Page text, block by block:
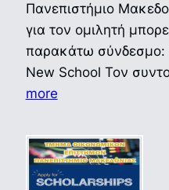
Πανεπιστήμιο
για τον ομιλητή
παρακάτω
New School Τον
more:
σε
συνάντηση
με